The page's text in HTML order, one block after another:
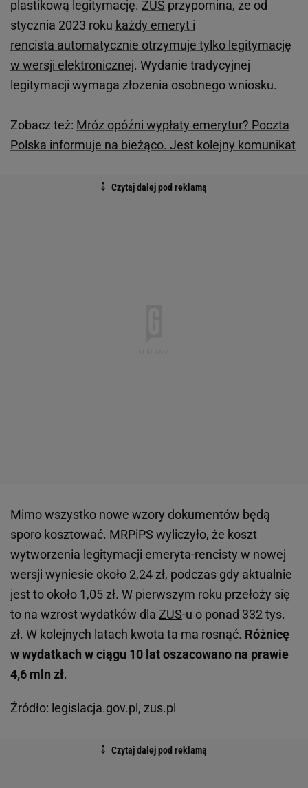
plastikową legitymację. ZUS przypomina, że od
stycznia 2023 roku każdy emeryt i
rencista automatycznie otrzymuje tylko legitymację
w wersji elektronicznej. Wydanie tradycyjnej
legitymacji wymaga złożenia osobnego wniosku.
Zobacz też: Mróz opóźni wypłaty emerytur? Poczta
Polska informuje na bieżąco. Jest kolejny komunikat
Mimo wszystko nowe wzory dokumentów będą
sporo kosztować. MRPiPS wyliczyło, że koszt
wytworzenia legitymacji emeryta-rencisty w nowej
wersji wyniesie około 2,24 zł, podczas gdy aktualnie
jest to około 1,05 zł. W pierwszym roku przełoży się
to na wzrost wydatków dla ZUS-u o ponad 332 tys.
zł. W kolejnych latach kwota ta ma rosnąć. Różnicę
w wydatkach w ciągu 10 lat oszacowano na prawie
4,6 mln zł.
Źródło: legislacja.gov.pl, zus.pl